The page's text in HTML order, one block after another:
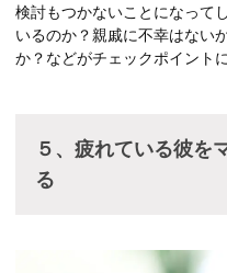
検討もつかないことになって
いるのか？親戚に不幸はない
か？などがチェックポイント
５、疲れている彼を
る